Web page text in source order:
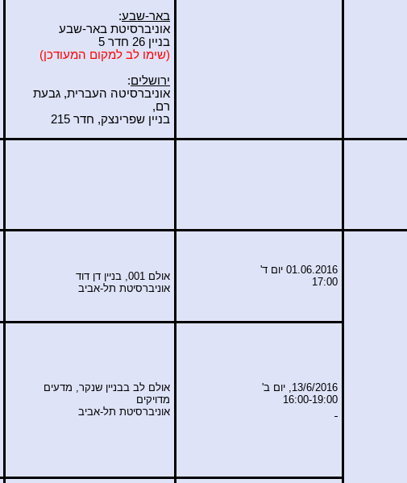
באר-שבע:
אוניברסיטת באר-שבע
בניין 26 חדר 5
(שימו לב למקום המעודכן)
ירושלים:
אוניברסיטה העברית, גבעת
רם,
בניין שפרינצק, חדר 215
אולם 001, בניין דן דוד
אוניברסיטת תל-אביב
01.06.2016 יום ד'
17:00
אולם לב בבניין שנקר, מדעים
מדויקים
אוניברסיטת תל-אביב
13/6/2016, יום ב'
16:00-19:00